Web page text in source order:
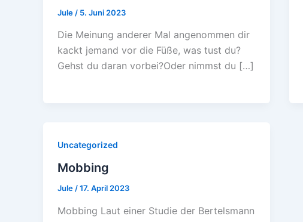
Jule / 5. Juni 2023
Die Meinung anderer Mal angenommen dir
kackt jemand vor die Füße, was tust du?
Gehst du daran vorbei?Oder nimmst du […]
Uncategorized
Mobbing
Jule /17. April 2023
Mobbing Laut einer Studie der Bertelsmann